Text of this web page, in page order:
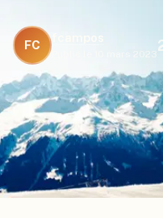
FC
10 mars 2023